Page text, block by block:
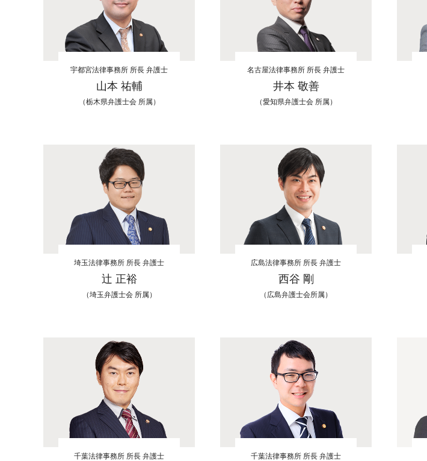
宇都宮法律事務所 所長 弁護士
山本 祐輔
（栃木県弁護士会 所属）
名古屋法律事務所 所長 弁護士
井本 敬善
（愛知県弁護士会 所属）
埼玉法律事務所 所長 弁護士
辻 正裕
（埼玉弁護士会 所属）
広島法律事務所 所長 弁護士
西谷 剛
（広島弁護士会所属）
千葉法律事務所 所長 弁護士 千葉法律事務所 所長 弁護士